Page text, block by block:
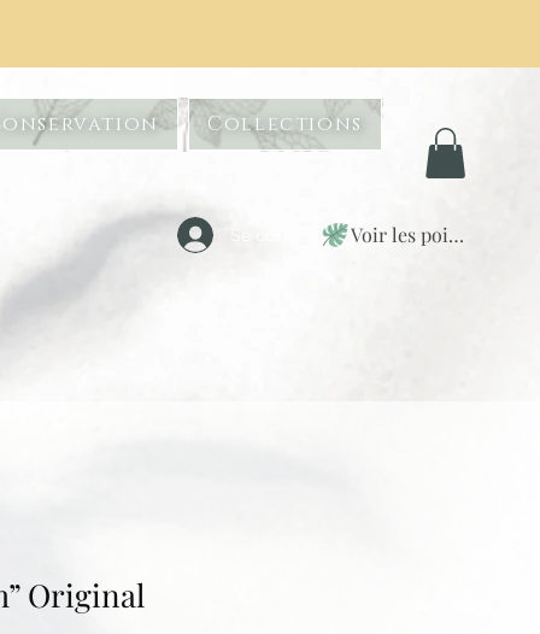
Collections
Se connecter Voir les points
Original